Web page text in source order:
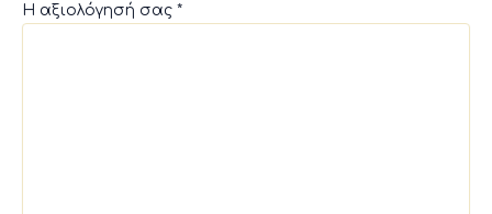
Η αξιολόγησή σας *